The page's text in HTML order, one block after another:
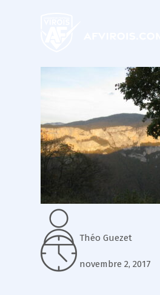
Théo Guezet
novembre 2, 2017